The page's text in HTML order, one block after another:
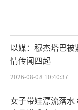
说，这台手机
不是要听网友
就尊重一些网
以媒：穆杰塔巴
情传闻四起
2026-08-08 10:40:37
女子带娃漂流落